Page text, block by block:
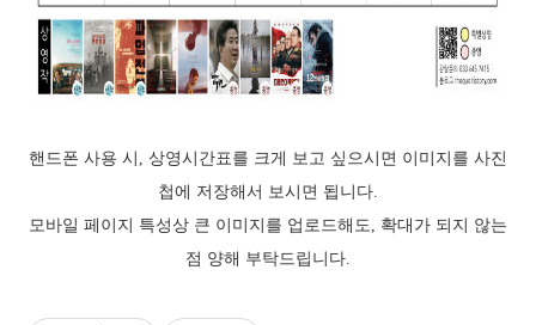
핸드폰 사용 시, 상영시간표를 크게 보고 싶으시면 이미지를 사진
첩에 저장해서 보시면 됩니다.
모바일 페이지 특성상 큰 이미지를 업로드해도, 확대가 되지 않는
점 양해 부탁드립니다.